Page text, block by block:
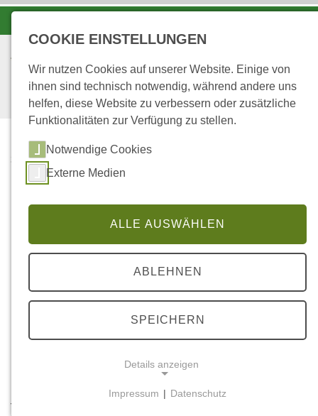
STARTSEITE
...
... IN DEN REVIEREN
... in den Revieren
Forstrevier
Revierleiter Ralf Kerber
Telefon: 06742 81761
COOKIE EINSTELLUNGEN
Wir nutzen Cookies auf unserer Website. Einige von
ihnen sind technisch notwendig, während andere uns
helfen, diese Website zu verbessern oder zusätzliche
Funktionalitäten zur Verfügung zu stellen.
Notwendige Cookies
Externe Medien
ALLE AUSWÄHLEN
ABLEHNEN
SPEICHERN
Details anzeigen
Impressum | Datenschutz